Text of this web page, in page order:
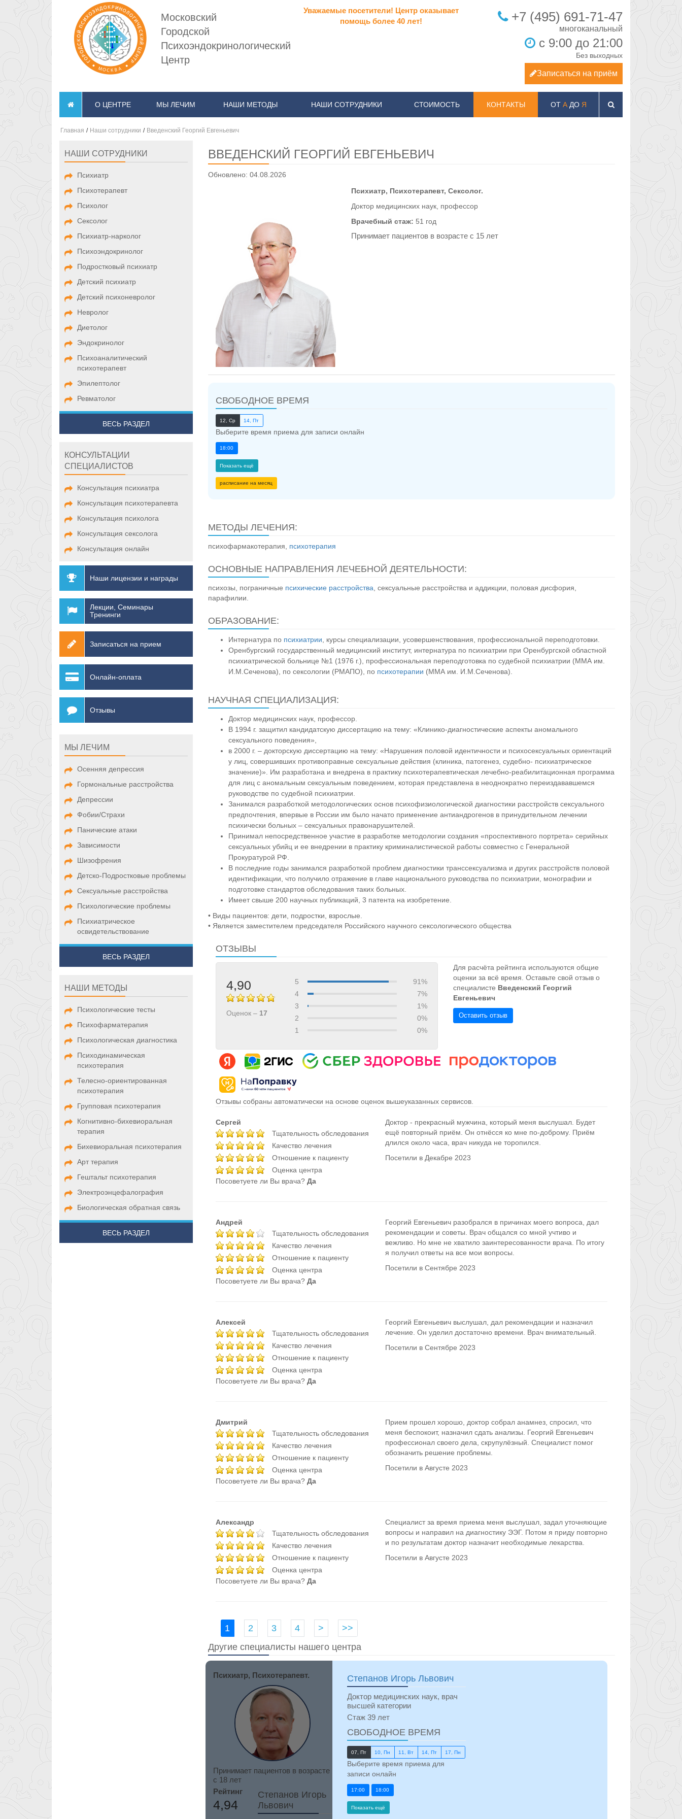
Московский
Городской
Психоэндокринологический
Центр
Уважаемые посетители! Центр оказывает
помощь более 40 лет!
+7 (495) 691-71-47
с 9:00 до 21:00
Без выходных
Записаться на приём
О ЦЕНТРЕ МЫ ЛЕЧИМ НАШИ МЕТОДЫ НАШИ СОТРУДНИКИ СТОИМОСТЬ КОНТАКТЫ ОТ АДО Я
Главная / Наши сотрудники / Введенский Георгий Евгеньевич
НАШИ СОТРУДНИКИ
Психиатр
Психотерапевт
Психолог
Сексолог
Психиатр-нарколог
Психоэндокринолог
Подростковый психиатр
Детский психиатр
Детский психоневролог
Невролог
Диетолог
Эндокринолог
Психоаналитический
психотерапевт
Эпилептолог
Ревматолог
ВЕСЬ РАЗДЕЛ
КОНСУЛЬТАЦИИ
СПЕЦИАЛИСТОВ
Консультация психиатра
Консультация психотерапевта
Консультация психолога
Консультация сексолога
Консультация онлайн
Наши лицензии и награды
Лекции, Семинары
Тренинги
Записаться на прием
Онлайн-оплата
Отзывы
МЫ ЛЕЧИМ
Осенняя депрессия
Гормональные расстройства
Депрессии
Фобии/Страхи
Панические атаки
Зависимости
Шизофрения
Детско-Подростковые проблемы
Сексуальные расстройства
Психологические проблемы
Психиатрическое
освидетельствование
ВЕСЬ РАЗДЕЛ
НАШИ МЕТОДЫ
Психологические тесты
Психофарматерапия
Психологическая диагностика
Психодинамическая
психотерапия
Телесно-ориентированная
психотерапия
Групповая психотерапия
Когнитивно-бихевиоральная
терапия
Бихевиоральная психотерапия
Арт терапия
Гештальт психотерапия
Электроэнцефалография
Биологическая обратная связь
ВЕСЬ РАЗДЕЛ
ВВЕДЕНСКИЙ ГЕОРГИЙ ЕВГЕНЬЕВИЧ
Обновлено: 04.08.2026
Психиатр, Психотерапевт, Сексолог.
Доктор медицинских наук, профессор
Врачебный стаж: 51 год
Принимает пациентов в возрасте c 15 лет
СВОБОДНОЕ ВРЕМЯ
12, Ср 14, Пт
Выберите время приема для записи онлайн
18:00
Показать ещё
расписание на месяц
МЕТОДЫ ЛЕЧЕНИЯ:
психофармакотерапия, психотерапия
ОСНОВНЫЕ НАПРАВЛЕНИЯ ЛЕЧЕБНОЙ ДЕЯТЕЛЬНОСТИ:
психозы, пограничные психические расстройства , сексуальные расстройства и аддикции, половая дисфория,
парафилии.
ОБРАЗОВАНИЕ:
Интернатура по психиатрии , курсы специализации, усовершенствования, профессиональной переподготовки.
Оренбургский государственный медицинский институт, интернатура по психиатрии при Оренбургской областной
психиатрической больнице №1 (1976 г.), профессиональная переподготовка по судебной психиатрии (ММА им.
И.М.Сеченова), по сексологии (РМАПО), по психотерапии (ММА им. И.М.Сеченова).
НАУЧНАЯ СПЕЦИАЛИЗАЦИЯ:
Доктор медицинских наук, профессор.
В 1994 г. защитил кандидатскую диссертацию на тему: «Клинико-диагностические аспекты аномального
сексуального поведения»,
в 2000 г. – докторскую диссертацию на тему: «Нарушения половой идентичности и психосексуальных ориентаций
у лиц, совершивших противоправные сексуальные действия (клиника, патогенез, судебно- психиатрическое
значение)». Им разработана и внедрена в практику психотерапевтическая лечебно-реабилитационная программа
для лиц с аномальным сексуальным поведением, которая представлена в неоднократно переиздававшемся
руководстве по судебной психиатрии.
Занимался разработкой методологических основ психофизиологической диагностики расстройств сексуального
предпочтения, впервые в России им было начато применение антиандрогенов в принудительном лечении
психически больных – сексуальных правонарушителей.
Принимал непосредственное участие в разработке методологии создания «проспективного портрета» серийных
сексуальных убийц и ее внедрении в практику криминалистической работы совместно с Генеральной
Прокуратурой РФ.
В последние годы занимался разработкой проблем диагностики транссексуализма и других расстройств половой
идентификации, что получило отражение в главе национального руководства по психиатрии, монографии и
подготовке стандартов обследования таких больных.
Имеет свыше 200 научных публикаций, 3 патента на изобретение.
• Виды пациентов: дети, подростки, взрослые.
• Является заместителем председателя Российского научного сексологического общества
ОТЗЫВЫ
4,90
Оценок – 17
5
91%
4
7%
3
1%
2
0%
1
0%
Для расчёта рейтинга используются общие
оценки за всё время. Оставьте свой отзыв о
специалисте Введенский Георгий
Евгеньевич
Оставить отзыв
Отзывы собраны автоматически на основе оценок вышеуказанных сервисов.
Сергей
Тщательность обследования
Качество лечения
Отношение к пациенту
Оценка центра
Посоветуете ли Вы врача? Да
Доктор - прекрасный мужчина, который меня выслушал. Будет
ещё повторный приём. Он отнёсся ко мне по-доброму. Приём
длился около часа, врач никуда не торопился.
Посетили в Декабре 2023
Андрей
Тщательность обследования
Качество лечения
Отношение к пациенту
Оценка центра
Посоветуете ли Вы врача? Да
Георгий Евгеньевич разобрался в причинах моего вопроса, дал
рекомендации и советы. Врач общался со мной учтиво и
вежливо. Но мне не хватило заинтересованности врача. По итогу
я получил ответы на все мои вопросы.
Посетили в Сентябре 2023
Алексей
Тщательность обследования
Качество лечения
Отношение к пациенту
Оценка центра
Посоветуете ли Вы врача? Да
Георгий Евгеньевич выслушал, дал рекомендации и назначил
лечение. Он уделил достаточно времени. Врач внимательный.
Посетили в Сентябре 2023
Дмитрий
Тщательность обследования
Качество лечения
Отношение к пациенту
Оценка центра
Посоветуете ли Вы врача? Да
Прием прошел хорошо, доктор собрал анамнез, спросил, что
меня беспокоит, назначил сдать анализы. Георгий Евгеньевич
профессионал своего дела, скрупулёзный. Специалист помог
обозначить решение проблемы.
Посетили в Августе 2023
Александр
Тщательность обследования
Качество лечения
Отношение к пациенту
Оценка центра
Посоветуете ли Вы врача? Да
Специалист за время приема меня выслушал, задал уточняющие
вопросы и направил на диагностику ЭЭГ. Потом я приду повторно
и по результатам доктор назначит необходимые лекарства.
Посетили в Августе 2023
1 2 3 4 >
>>
Другие специалисты нашего центра
Психиатр, Психотерапевт.
Принимает пациентов в возрасте
c 18 лет
Рейтинг
4,94
Степанов Игорь
Львович
Степанов Игорь Львович
Доктор медицинских наук, врач
высшей категории
Стаж 39 лет
СВОБОДНОЕ ВРЕМЯ
07, Пт 10, Пн 11, Вт 14, Пт 17, Пн
Выберите время приема для
записи онлайн
17:00 18:00
Показать ещё